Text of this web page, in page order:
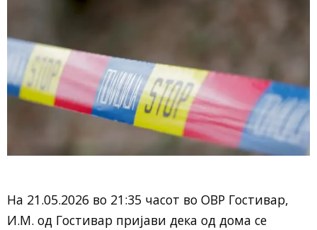
На 21.05.2026 во 21:35 часот во ОВР Гостивар,
И.М. од Гостивар пријави дека од дома се